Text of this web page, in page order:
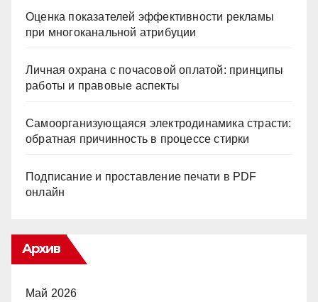
Оценка показателей эффективности рекламы
при многоканальной атрибуции
Личная охрана с почасовой оплатой: принципы
работы и правовые аспекты
Самоорганизующаяся электродинамика страсти:
обратная причинность в процессе стирки
Подписание и проставление печати в PDF
онлайн
Архив
Май 2026